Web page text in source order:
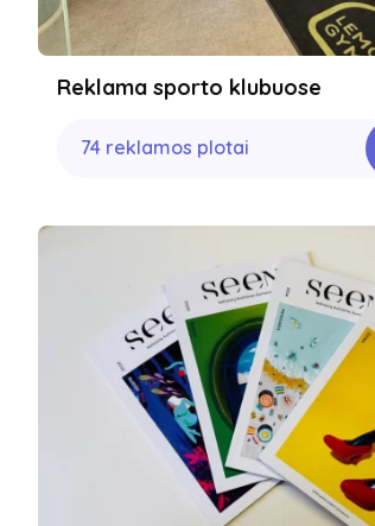
Reklama sporto klubuose
74 reklamos plotai